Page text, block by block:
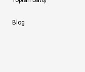
Blog